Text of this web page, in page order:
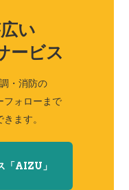
い
ービス
・消防の
フォローまで
ます。
「AIZU」